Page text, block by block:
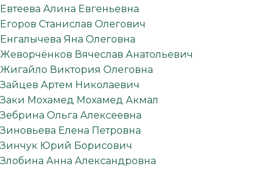
Евтеева Алина Евгеньевна
Егоров Станислав Олегович
Енгалычева Яна Олеговна
Жеворчёнков Вячеслав Анатольевич
Жигайло Виктория Олеговна
Зайцев Артем Николаевич
Заки Мохамед Мохамед Акмал
Зебрина Ольга Алексеевна
Зиновьева Елена Петровна
Зинчук Юрий Борисович
Злобина Анна Александровна